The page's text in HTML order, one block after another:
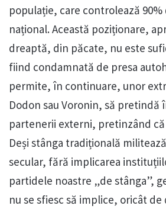
populație, care controlează
național. Această poziționare,
dreaptă, din păcate, nu este
fiind condamnată de presa
permite, în continuare, unor
Dodon sau Voronin, să pretindă
partenerii externi, pretinzând că
Deși stânga tradițională
secular, fără implicarea
partidele noastre „de stânga”,
nu se sfiesc să implice, oricât de